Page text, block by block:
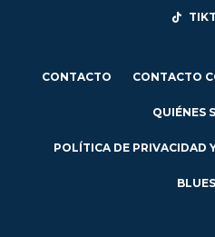
CONTACTO CONTACTO
QUIÉNES
POLÍTICA DE PRIVACIDAD